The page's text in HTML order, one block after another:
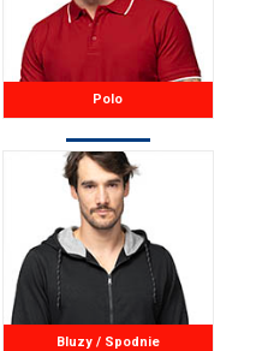
Polo
Bluzy / Spodnie